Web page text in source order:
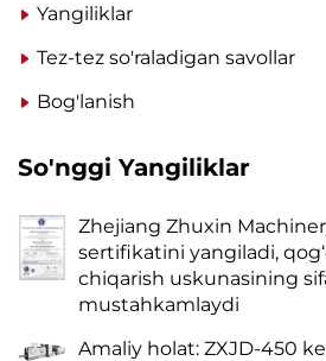
Yangiliklar
Tez-tez so'raladigan savollar
Bog'lanish
So'nggi Yangiliklar
Zhejiang Zhuxin
sertifikatini yangiladi,
chiqarish uskunasining
mustahkamlaydi
Amaliy holat: ZXJD-450